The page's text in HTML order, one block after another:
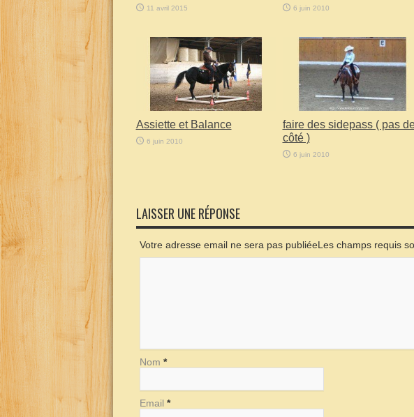
11 avril 2015 6 juin 2010
Assiette et Balance
6 juin 2010
faire des sidepass ( pas
côté )
6 juin 2010
LAISSER UNE RÉPONSE
Votre adresse email ne sera pas publiéeLes champs requis
Nom *
Email *